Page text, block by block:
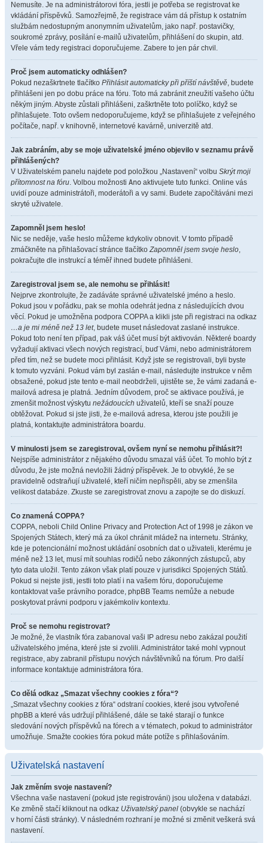
Nemusíte. Je na administrátorovi fóra, jestli je potřeba se registrovat ke
vkládání příspěvků. Samozřejmě, že registrace vám dá přístup k ostatním
službám nedostupným anonymním uživatelům, jako např. postavičky,
soukromé zprávy, posílání e-mailů uživatelům, přihlášení do skupin, atd.
Vřele vám tedy registraci doporučujeme. Zabere to jen pár chvil.
Proč jsem automaticky odhlášen?
Pokud nezaškrtnete tlačítko Přihlásit automaticky při příští návštěvě, budete
přihlášeni jen po dobu práce na fóru. Toto má zabránit zneužití vašeho účtu
někým jiným. Abyste zůstali přihlášeni, zaškrtněte toto políčko, když se
přihlašujete. Toto ovšem nedoporučujeme, když se přihlašujete z veřejného
počítače, např. v knihovně, internetové kavárně, univerzitě atd.
Jak zabráním, aby se moje uživatelské jméno objevilo v seznamu právě
přihlášených?
V Uživatelském panelu najdete pod položkou „Nastavení“ volbu Skrýt moji
přítomnost na fóru. Volbou možnosti Ano aktivujete tuto funkci. Online vás
uvidí pouze administrátoři, moderátoři a vy sami. Budete započítáváni mezi
skryté uživatele.
Zapomněl jsem heslo!
Nic se neděje, vaše heslo můžeme kdykoliv obnovit. V tomto případě
zmáčkněte na přihlašovací stránce tlačítkoZapomněl jsem svoje heslo,
pokračujte dle instrukcí a téměř ihned budete přihlášeni.
Zaregistroval jsem se, ale nemohu se přihlásit!
Nejprve zkontrolujte, že zadáváte správné uživatelské jméno a heslo.
Pokud jsou v pořádku, pak se mohla odehrát jedna z následujících dvou
věcí. Pokud je umožněna podpora COPPA a klikli jste při registraci na odkaz
…a je mi méně než 13 let, budete muset následovat zaslané instrukce.
Pokud toto není ten případ, pak váš účet musí být aktivován. Některé boardy
vyžadují aktivaci všech nových registrací, buď Vámi, nebo administrátorem
před tím, než se budete moci přihlásit. Když jste se registrovali, byli byste
k tomuto vyzváni. Pokud vám byl zaslán e-mail, následujte instrukce v něm
obsažené, pokud jste tento e-mail neobdrželi, ujistěte se, že vámi zadaná e-
mailová adresa je platná. Jedním důvodem, proč se aktivace používá, je
zmenšit možnost výskytu nežádoucích uživatelů, kteří se snaží pouze
obtěžovat. Pokud si jste jisti, že e-mailová adresa, kterou jste použili je
platná, kontaktujte administrátora boardu.
V minulosti jsem se zaregistroval, ovšem nyní se nemohu přihlásit?!
Nejspíše administrátor z nějakého důvodu smazal váš účet. To mohlo být z
důvodu, že jste možná nevložili žádný příspěvek. Je to obvyklé, že se
pravidelně odstraňují uživatelé, kteří ničím nepřispěli, aby se zmenšila
velikost databáze. Zkuste se zaregistrovat znovu a zapojte se do diskuzí.
Co znamená COPPA?
COPPA, neboli Child Online Privacy and Protection Act of 1998 je zákon ve
Spojených Státech, který má za úkol chránit mládež na internetu. Stránky,
kde je potencionální možnost ukládání osobních dat o uživateli, kterému je
méně než 13 let, musí mít souhlas rodičů nebo zákonných zástupců, aby
tyto data uložil. Tento zákon však platí pouze v jurisdikci Spojených Států.
Pokud si nejste jisti, jestli toto platí i na vašem fóru, doporučujeme
kontaktovat vaše právního poradce, phpBB Teams nemůže a nebude
poskytovat právni podporu v jakémkoliv kontextu.
Proč se nemohu registrovat?
Je možné, že vlastník fóra zabanoval vaši IP adresu nebo zakázal použití
uživatelského jména, které jste si zvolili. Administrátor také mohl vypnout
registrace, aby zabranil přístupu nových návštěvníků na fórum. Pro další
informace kontaktuje administrátora fóra.
Co dělá odkaz „Smazat všechny cookies z fóra“?
„Smazat všechny cookies z fóra“ odstraní cookies, které jsou vytvořené
phpBB a které vás udržují přihlášené, dále se také starají o funkce
sledování nových příspěvků na fórech a v tématech, pokud to administrátor
umožňuje. Smažte cookies fóra pokud máte potíže s přihlašováním.
Uživatelská nastavení
Jak změním svoje nastavení?
Všechna vaše nastavení (pokud jste registrováni) jsou uložena v databázi.
Ke změně stačí kliknout na odkaz Uživatelský panel (obvykle se nachází
v horní části stránky). V následném rozhraní je možné si změnit veškerá svá
nastavení.